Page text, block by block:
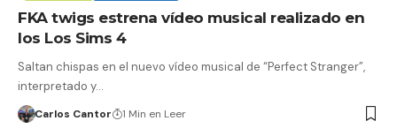
FKA twigs estrena vídeo musical realizado en
los Los Sims 4
Saltan chispas en el nuevo vídeo musical de “Perfect Stranger”,
interpretado y…
Carlos Cantor 1 Min en Leer